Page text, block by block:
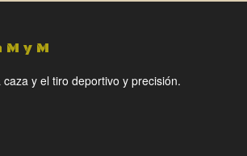
y M
caza y el tiro deportivo y precisión.